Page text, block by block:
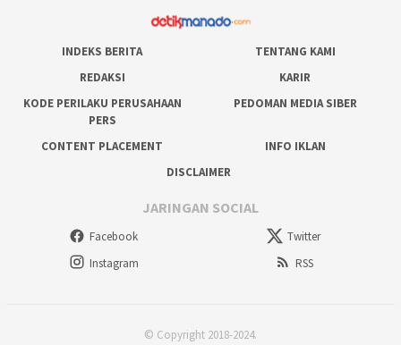
INDEKS BERITA
TENTANG KAMI
REDAKSI
KARIR
KODE PERILAKU PERUSAHAAN
PERS
PEDOMAN MEDIA SIBER
CONTENT PLACEMENT
INFO IKLAN
DISCLAIMER
JARINGAN SOCIAL
Facebook
Twitter
Instagram
RSS
© Copyright 2018-2024.